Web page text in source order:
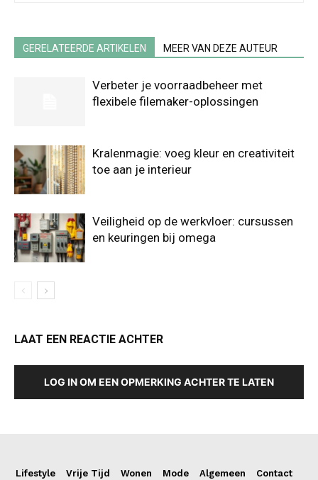
GERELATEERDE ARTIKELEN MEER VAN DEZE AUTEUR
Verbeter je voorraadbeheer met
flexibele filemaker-oplossingen
Kralenmagie: voeg kleur en creativiteit
toe aan je interieur
Veiligheid op de werkvloer: cursussen
en keuringen bij omega
LAAT EEN REACTIE ACHTER
LOG IN OM EEN OPMERKING ACHTER TE LATEN
Lifestyle Vrije Tijd Wonen Mode Algemeen
Contact